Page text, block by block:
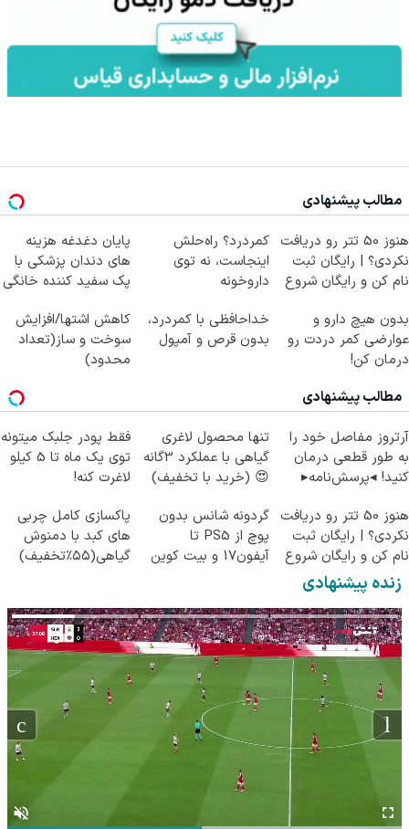
مطالب پیشنهادی
هنوز 50 تتر رو دریافت
نکردی؟ | رایگان ثبت
نام کن و رایگان شروع
کمردرد؟ راه‌حلش
اینجاست، نه توی
داروخونه
پایان دغدغه هزینه
های دندان پزشکی با
پک سفید کننده خانگی
بدون هیچ دارو و
عوارضی کمر دردت رو
درمان کن!
خداحافظی با کمردرد،
بدون قرص و آمپول
کاهش اشتها/افزایش
سوخت و ساز(تعداد
محدود)
مطالب پیشنهادی
آرتروز مفاصل خود را
به طور قطعی درمان
کنید! ◂پرسش‌نامه▸
تنها محصول لاغری
گیاهی با عملکرد 3گانه
😍 (خرید با تخفیف)
فقط پودر جلبک میتونه
توی یک ماه تا 5 کیلو
لاغرت کنه!
هنوز 50 تتر رو دریافت
نکردی؟ | رایگان ثبت
نام کن و رایگان شروع
کن!
گردونه شانس بدون
پوچ از PS5 تا
آیفون17 و بیت کوین
پاکسازی کامل چربی
های کبد با دمنوش
گیاهی(۵۵٪تخفیف)
زنده پیشنهادی